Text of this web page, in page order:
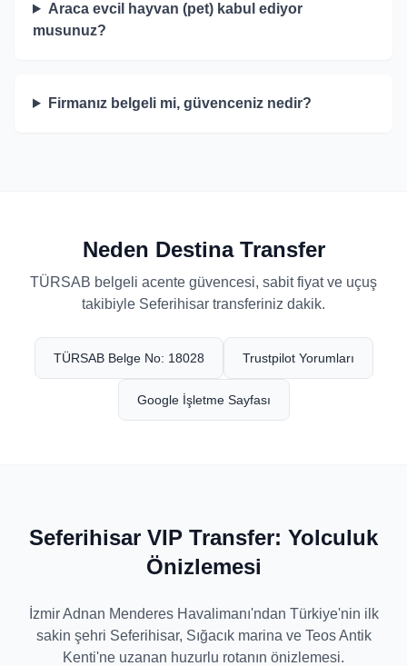
Araca evcil hayvan (pet) kabul ediyor
musunuz?
Firmanız belgeli mi, güvenceniz nedir?
Neden Destina Transfer
TÜRSAB belgeli acente güvencesi, sabit fiyat ve uçuş
takibiyle Seferihisar transferiniz dakik.
TÜRSAB Belge No: 18028 Trustpilot Yorumları
Google İşletme Sayfası
Seferihisar VIP Transfer: Yolculuk
Önizlemesi
İzmir Adnan Menderes Havalimanı'ndan Türkiye'nin ilk
sakin şehri Seferihisar, Sığacık marina ve Teos Antik
Kenti'ne uzanan huzurlu rotanın önizlemesi.